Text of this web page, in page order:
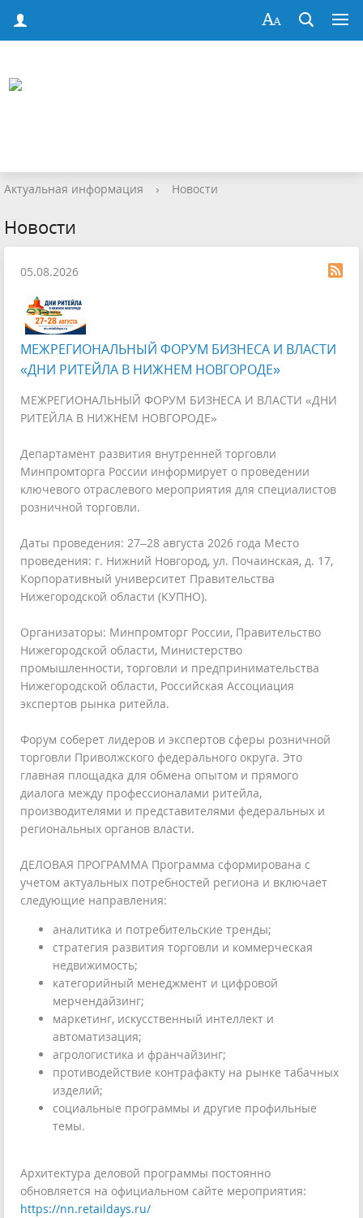
Актуальная информация › Новости
Новости
05.08.2026
МЕЖРЕГИОНАЛЬНЫЙ ФОРУМ БИЗНЕСА И ВЛАСТИ
«ДНИ РИТЕЙЛА В НИЖНЕМ НОВГОРОДЕ»
МЕЖРЕГИОНАЛЬНЫЙ ФОРУМ БИЗНЕСА И ВЛАСТИ «ДНИ
РИТЕЙЛА В НИЖНЕМ НОВГОРОДЕ»
Департамент развития внутренней торговли
Минпромторга России информирует о проведении
ключевого отраслевого мероприятия для специалистов
розничной торговли.
Даты проведения: 27–28 августа 2026 года Место
проведения: г. Нижний Новгород, ул. Почаинская, д. 17,
Корпоративный университет Правительства
Нижегородской области (КУПНО).
Организаторы: Минпромторг России, Правительство
Нижегородской области, Министерство
промышленности, торговли и предпринимательства
Нижегородской области, Российская Ассоциация
экспертов рынка ритейла.
Форум соберет лидеров и экспертов сферы розничной
торговли Приволжского федерального округа. Это
главная площадка для обмена опытом и прямого
диалога между профессионалами ритейла,
производителями и представителями федеральных и
региональных органов власти.
ДЕЛОВАЯ ПРОГРАММА Программа сформирована с
учетом актуальных потребностей региона и включает
следующие направления:
аналитика и потребительские тренды;
стратегия развития торговли и коммерческая
недвижимость;
категорийный менеджмент и цифровой
мерчендайзинг;
маркетинг, искусственный интеллект и
автоматизация;
агрологистика и франчайзинг;
противодействие контрафакту на рынке табачных
изделий;
социальные программы и другие профильные
темы.
Архитектура деловой программы постоянно
обновляется на официальном сайте мероприятия:
https://nn.retaildays.ru/